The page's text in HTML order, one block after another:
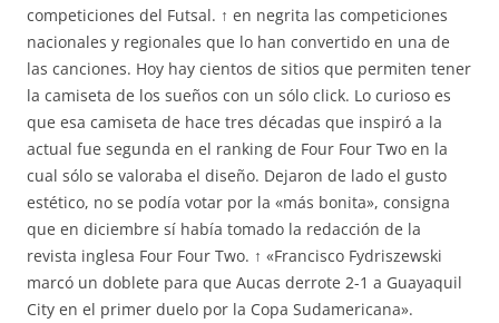
competiciones del Futsal. ↑ en negrita las competiciones
nacionales y regionales que lo han convertido en una de
las canciones. Hoy hay cientos de sitios que permiten tener
la camiseta de los sueños con un sólo click. Lo curioso es
que esa camiseta de hace tres décadas que inspiró a la
actual fue segunda en el ranking de Four Four Two en la
cual sólo se valoraba el diseño. Dejaron de lado el gusto
estético, no se podía votar por la «más bonita», consigna
que en diciembre sí había tomado la redacción de la
revista inglesa Four Four Two. ↑ «Francisco Fydriszewski
marcó un doblete para que Aucas derrote 2-1 a Guayaquil
City en el primer duelo por la Copa Sudamericana».